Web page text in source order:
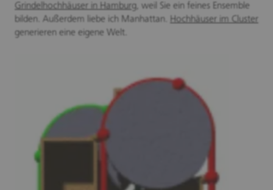
Grindelhochhäuser in Hamburg, weil Sie ein feines Ensemble
bilden. Außerdem liebe ich Manhattan.
Hochhäuser im Cluster
generieren eine eigene Welt.